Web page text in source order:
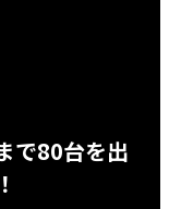
で80台を出